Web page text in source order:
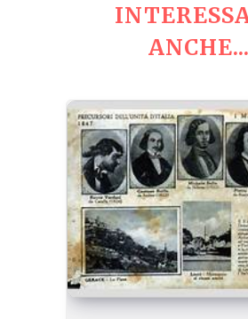
ANCHE...